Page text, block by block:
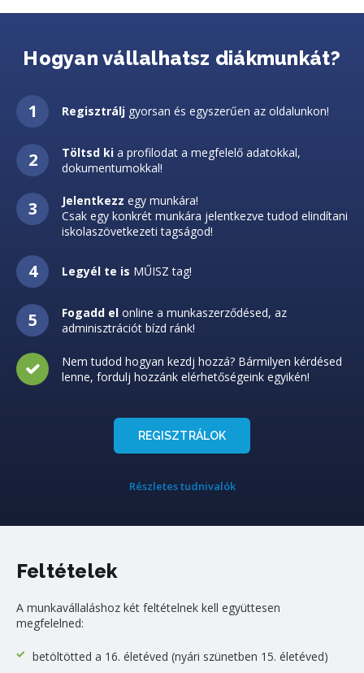
Hogyan vállalhatsz diákmunkát?
Regisztrálj gyorsan és egyszerűen az oldalunkon!
Töltsd ki a profilodat a megfelelő adatokkal,
dokumentumokkal!
Jelentkezz egy munkára!
Csak egy konkrét munkára jelentkezve tudod elindítani
iskolaszövetkezeti tagságod!
Legyél te is MŰISZ tag!
Fogadd el online a munkaszerződésed, az
adminisztrációt bízd ránk!
Nem tudod hogyan kezdj hozzá? Bármilyen kérdésed
lenne, fordulj hozzánk elérhetőségeink egyikén!
REGISZTRÁLOK
Részletes tudnivalók
Feltételek
A munkavállaláshoz két feltételnek kell együttesen
megfelelned:
betöltötted a 16. életéved (nyári szünetben 15. életéved)